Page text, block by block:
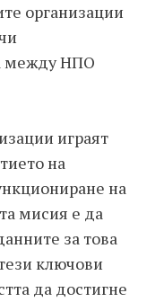
организации
между НПО
играят
на
на
мисия е да
за това
ключови
да достигне